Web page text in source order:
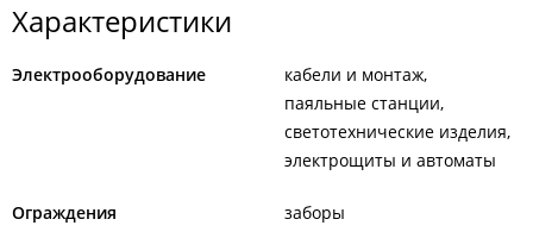
Характеристики
Электрооборудование
кабели и монтаж
паяльные станции
светотехнические изделия
электрощиты и автоматы
Ограждения заборы